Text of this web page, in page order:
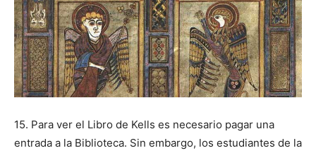
15. Para ver el Libro de Kells es necesario pagar una
entrada a la Biblioteca. Sin embargo, los estudiantes de la